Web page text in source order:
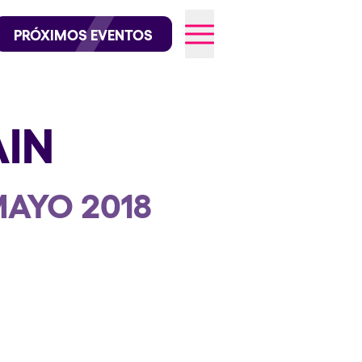
en Instagram
en TikTok
PRÓXIMOS EVENTOS
2018